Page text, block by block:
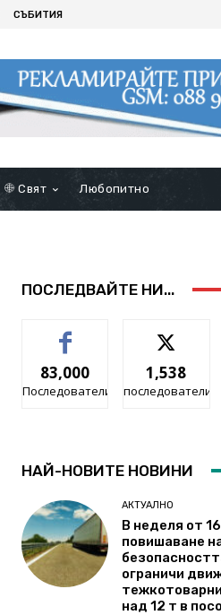
СЪБИТИЯ
Свят Любопитно
ПОСЛЕДВАЙТЕ НИ...
83,000
Последователи
1,538
последователи
НАЙ-НОВИТЕ НОВИНИ
АКТУАЛНО
В неделя от
повишаване
ограничи
над 12 т в